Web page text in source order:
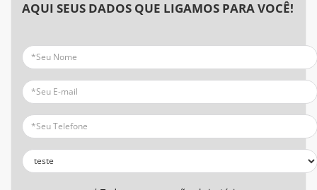
AQUI SEUS DADOS QUE LIGAMOS PARA VOCÊ!